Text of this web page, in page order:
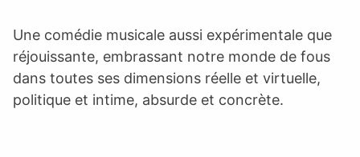
Une comédie musicale aussi expérimentale que
réjouissante, embrassant notre monde de fous
dans toutes ses dimensions réelle et virtuelle,
politique et intime, absurde et concrète.